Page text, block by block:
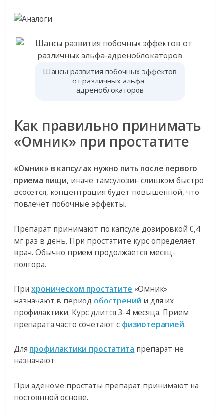
Шансы развития побочных эффектов
от различных альфа-
адреноблокаторов
Как правильно принимать
«Омник» при простатите
«Омник» в капсулах нужно пить после первого
приема пищи, иначе тамсулозин слишком быстро
всосется, концентрация будет повышенной, что
повлечет побочные эффекты.
Препарат принимают по капсуле дозировкой 0,4
мг раз в день. При простатите курс определяет
врач. Обычно прием продолжается месяц-
полтора.
Прихроническом простатите «Омник»
назначают в период обострений и для их
профилактики. Курс длится 3-4 месяца. Прием
препарата часто сочетают с физиотерапией.
Для профилактики простатита препарат не
назначают.
При аденоме простаты препарат принимают на
постоянной основе.